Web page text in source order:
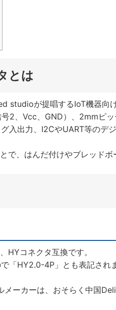
とは
studioが提唱するIoT機器向
2、Vcc、GND）、2mmピッ
入出力、I2CやUART等のデ
で、はんだ付けやブレッドボ
HYコネクタ互換です。
「HY2.0-4P」とも表記され
メーカーは、おそらく中国